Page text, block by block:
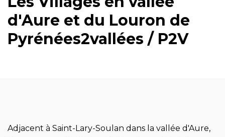
d'Aure et du Louron de
Pyrénées2vallées / P2V
Adjacent à Saint-Lary-Soulan dans la vallée d'Aure,